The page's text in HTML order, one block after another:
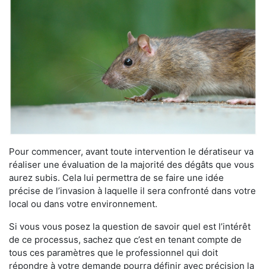
Pour commencer, avant toute intervention le dératiseur va
réaliser une évaluation de la majorité des dégâts que vous
aurez subis. Cela lui permettra de se faire une idée
précise de l’invasion à laquelle il sera confronté dans votre
local ou dans votre environnement.
Si vous vous posez la question de savoir quel est l’intérêt
de ce processus, sachez que c’est en tenant compte de
tous ces paramètres que le professionnel qui doit
répondre à votre demande pourra définir avec précision la